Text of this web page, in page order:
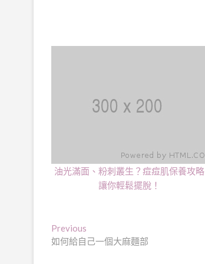
油光滿面、粉刺叢生？痘痘肌保養攻略
讓你輕鬆擺脫！
文
章
Previous
post:
如何給自己一個大麻麵部